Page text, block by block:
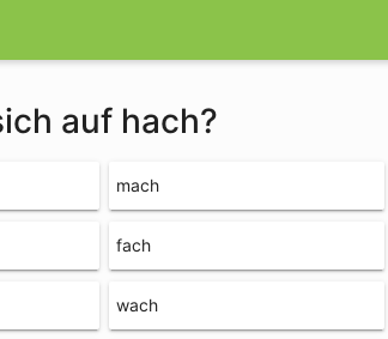
auf hach?
mach
fach
wach